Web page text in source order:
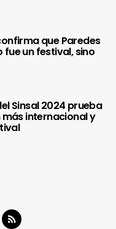
que Paredes
fue un festival, sino
Sinsal 2024 prueba
internacional y